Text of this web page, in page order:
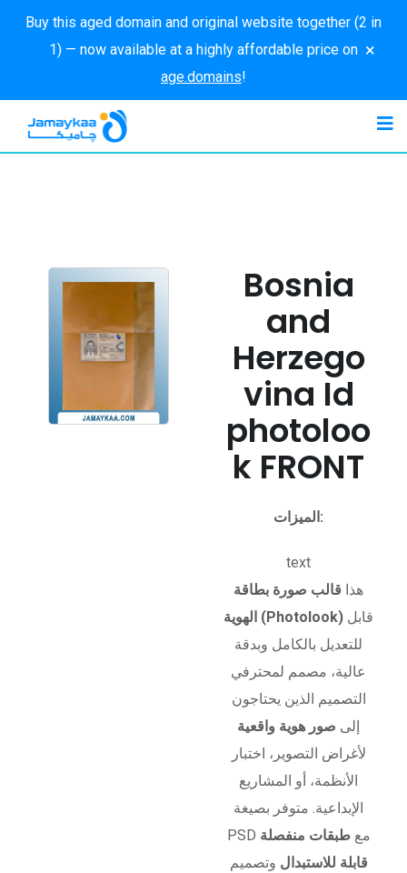
Buy this aged domain and original website together (2 in
1) — now available at a highly affordable price on
age.domains!
×
Bosnia
and
Herzego
vina Id
photoloo
k FRONT
الميزات:
text
هذا قالب صورة بطاقة
الهوية (Photolook)
للتعديل بالكامل وبدقة
عالية، مصمم لمحترفي
التصميم الذين يحتاجون
إلى صور هوية واقعية
لأغراض التصوير، اختبار
الأنظمة، أو المشاريع
الإبداعية. متوفر بصيغة
PSD معطبقات منفصلة
قابلة للاستبدال وتصميم